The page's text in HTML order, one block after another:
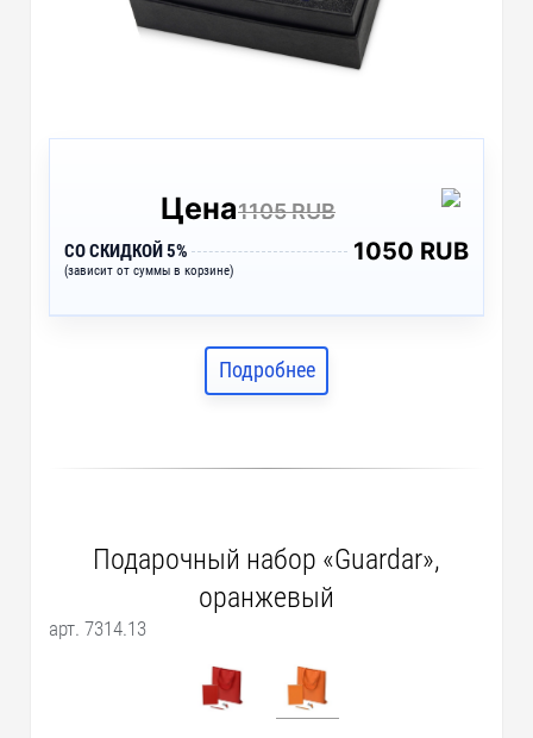
Цена1105 RUB
СО СКИДКОЙ 5%
(зависит от суммы в корзине)
1050 RUB
Подробнее
Подарочный набор «Guardar»,
оранжевый
арт. 7314.13